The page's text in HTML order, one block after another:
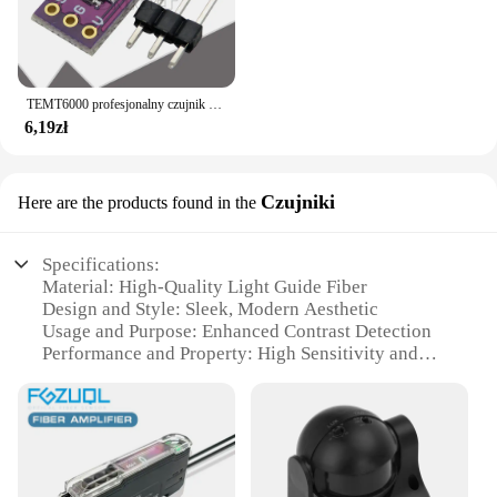
6,19zł
Here are the products found in the Czujniki
Specifications:
Material: High-Quality Light Guide Fiber
Design and Style: Sleek, Modern Aesthetic
Usage and Purpose: Enhanced Contrast Detection
Performance and Property: High Sensitivity and
Typical Adaptive Scenario: Various Lighting
Conditions
Parts and Accessories: Available in Sets for Easy
Integration